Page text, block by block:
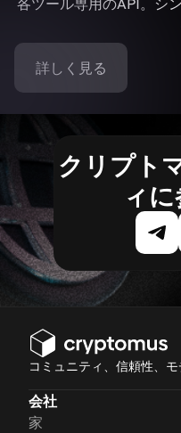
各ツール専用のAPI。シ
詳しく見る
クリプト
ィ
コミュニティ、信頼性、
会社
家